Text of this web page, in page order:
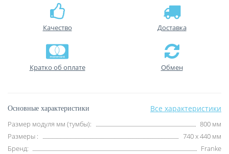
Качество Доставка
Кратко об оплате Обмен
Основные характеристики Все характеристики
Размер модуля мм (тумбы):
800 мм
Размеры :
740 х 440 мм
Бренд:
Franke